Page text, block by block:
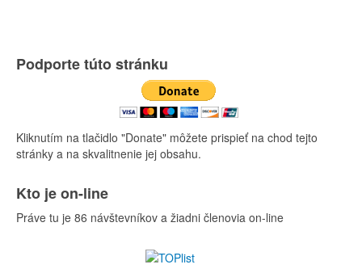
Podporte túto stránku
Kliknutím na tlačidlo "Donate" môžete prispieť na chod tejto
stránky a na skvalitnenie jej obsahu.
Kto je on-line
Práve tu je 86 návštevníkov a žiadni členovia on-line